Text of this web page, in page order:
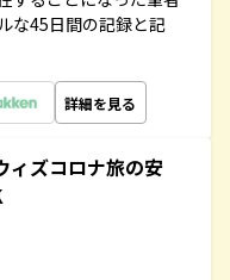
な45日間の記録と記
詳細を見る
ィズコロナ旅の安